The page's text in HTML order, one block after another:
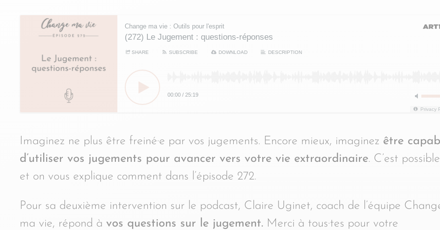
Change ma vie : Outils pour l'esprit
(272) Le Jugement : questions-réponses
SHARE SUBSCRIBE DOWNLOAD DESCRIPTION
00:00 / 25:19
Privacy
Imaginez ne plus être freiné·e par vos jugements. Encore mieux, imaginez être
d’utiliser vos jugements pour avancer vers votre vie extraordinaire. C’est
et on vous explique comment dans l’épisode 272.
Pour sa deuxième intervention sur le podcast, Claire Uginet, coach de l’équipe
ma vie, répond à vos questions sur le jugement. Merci à tous·tes pour votre